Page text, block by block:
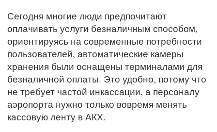
Сегодня многие люди предпочитают
оплачивать услуги безналичным способом,
ориентируясь на современные потребности
пользователей, автоматические камеры
хранения были оснащены терминалами для
безналичной оплаты. Это удобно, потому что
не требует частой инкассации, а персоналу
аэропорта нужно только вовремя менять
кассовую ленту в АКХ.